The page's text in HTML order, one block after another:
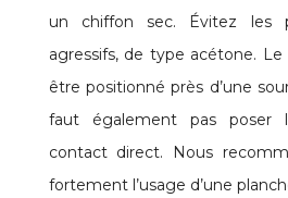
un chiffon sec. Évitez les
agressifs, de type acétone.
être positionné près d’une
faut également pas poser
contact direct. Nous
fortement l’usage d’une